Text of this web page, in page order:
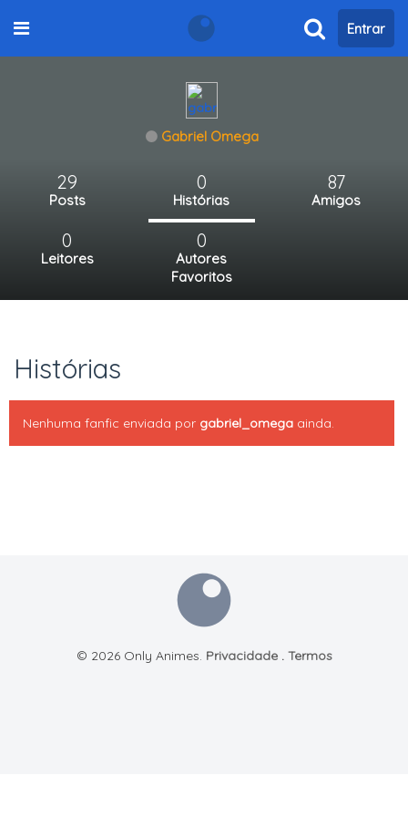
Entrar
Gabriel Omega
29
Posts
0
Histórias
87
Amigos
0
Leitores
0
Autores
Favoritos
Histórias
Nenhuma fanfic enviada por gabriel_omega ainda.
© 2026 Only Animes. Privacidade. Termos